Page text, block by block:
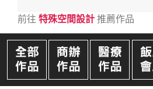
前往 特殊空間設計 推薦作品